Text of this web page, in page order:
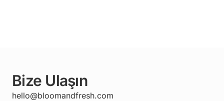
Bize Ulaşın
hello@bloomandfresh.com